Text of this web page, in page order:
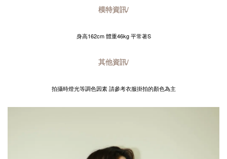
模特資訊/
身高162cm 體重46kg 平常著S
其他資訊/
拍攝時燈光等調色因素 請參考衣服掛拍的顏色為主